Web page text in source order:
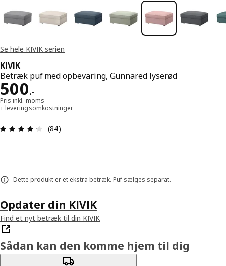
Se hele KIVIK serien
KIVIK
Betræk puf med opbevaring, Gunnared lyserød
500.-
Pris 500.-
Pris inkl. moms
+leveringsomkostninger
Anmeldelse: 4.2 Ud af 5 Stjerner. Anmeldelser i
(84)
Dette produkt er et ekstra betræk. Puf sælges separat.
Opdater din KIVIK
Find et nyt betræk til din KIVIK
Sådan kan den komme hjem til dig